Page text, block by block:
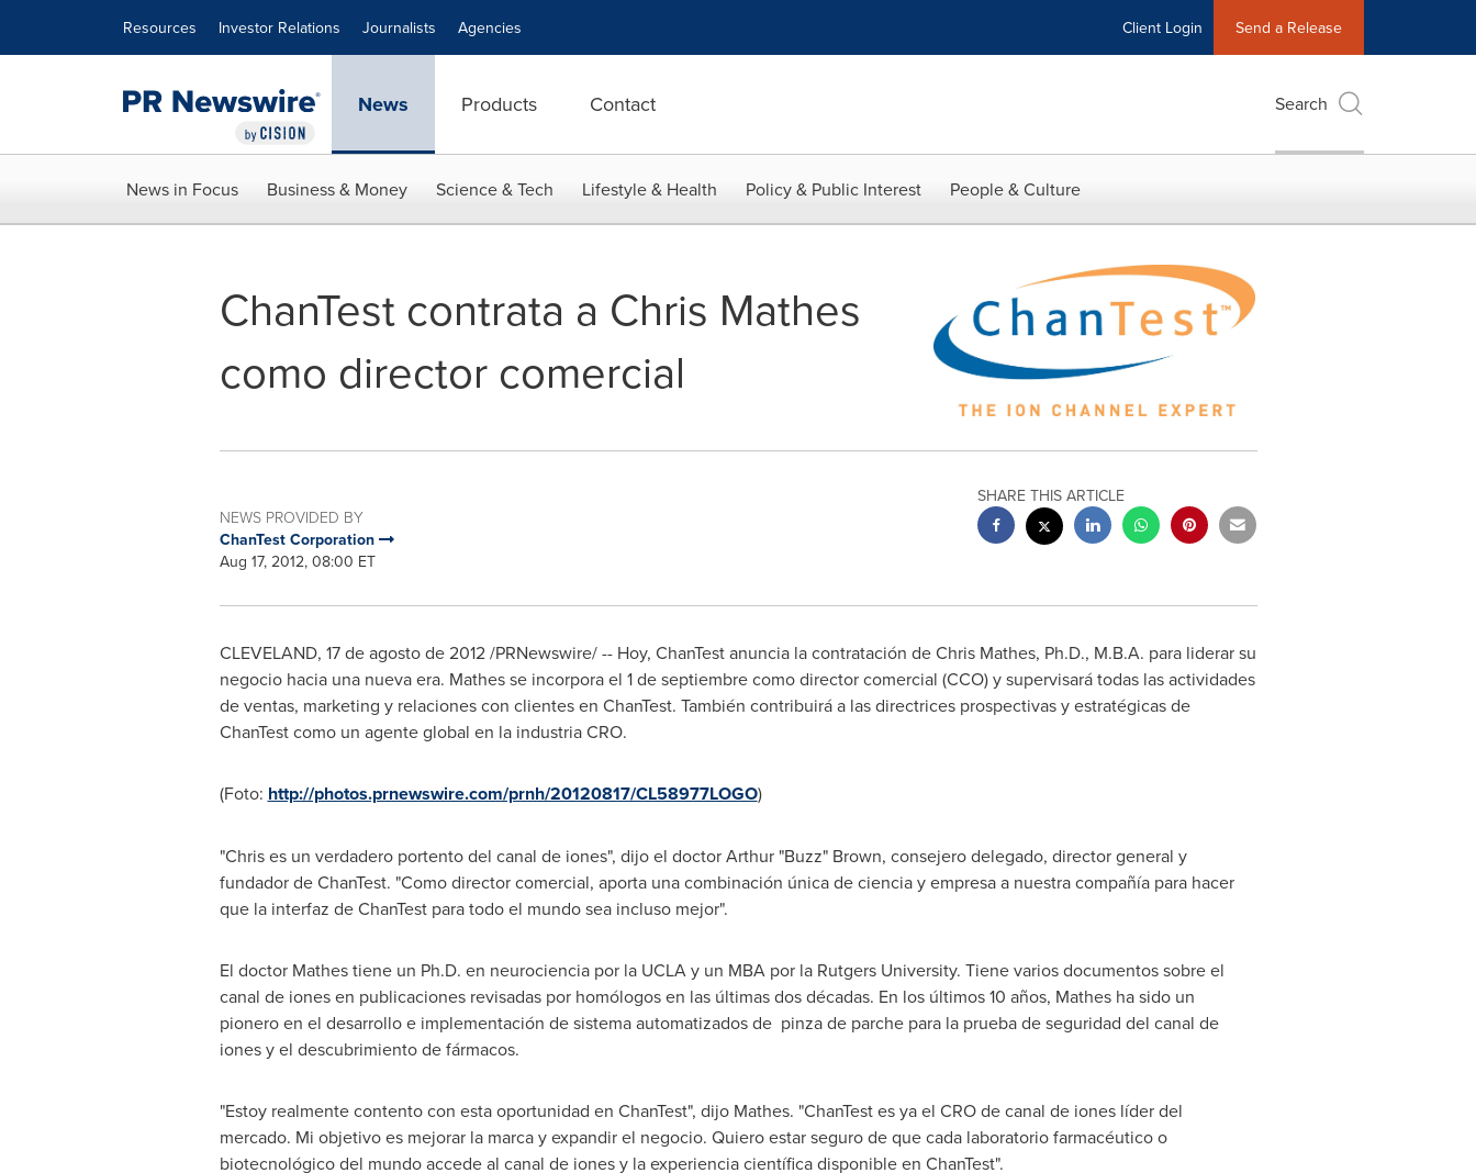
Resources Investor Relations Journalists Agencies Client Login Send a Release
News Products Contact Search
News in Focus Business & Money Science & Tech Lifestyle & Health Policy & Public Interest People & Culture
ChanTest contrata a Chris Mathes
como director comercial
NEWS PROVIDED BY
ChanTest Corporation
Aug 17, 2012, 08:00 ET
SHARE THIS ARTICLE
CLEVELAND, 17 de agosto de 2012 /PRNewswire/ -- Hoy, ChanTest anuncia la contratación deChris Mathes, Ph.D., M.B.A. para liderar su
negocio hacia una nueva era. Mathes se incorpora el 1 de septiembre como director comercial (CCO) y supervisará todas las actividades
de ventas, marketing y relaciones con clientes en ChanTest. También contribuirá a las directrices prospectivas y estratégicas de
ChanTest como un agente global en la industria CRO.
(Foto: http://photos.prnewswire.com/prnh/20120817/CL58977LOGO)
"Chris es un verdadero portento del canal de iones", dijo el doctor Arthur "Buzz" Brown, consejero delegado, director general y
fundador de ChanTest. "Como director comercial, aporta una combinación única de ciencia y empresa a nuestra compañía para hacer
que la interfaz de ChanTest para todo el mundo sea incluso mejor".
El doctor Mathes tiene un Ph.D. en neurociencia por la UCLAy un MBA por la Rutgers University. Tiene varios documentos sobre el
canal de iones en publicaciones revisadas por homólogos en las últimas dos décadas. En los últimos 10 años, Mathes ha sido un
pionero en el desarrollo e implementación de sistema automatizados de pinza de parche para la prueba de seguridad del canal de
iones y el descubrimiento de fármacos.
"Estoy realmente contento con esta oportunidad en ChanTest", dijo Mathes. "ChanTest es ya el CRO de canal de iones líder del
mercado. Mi objetivo es mejorar la marca y expandir el negocio. Quiero estar seguro de que cada laboratorio farmacéutico o
biotecnológico del mundo accede al canal de iones y la experiencia científica disponible en ChanTest".